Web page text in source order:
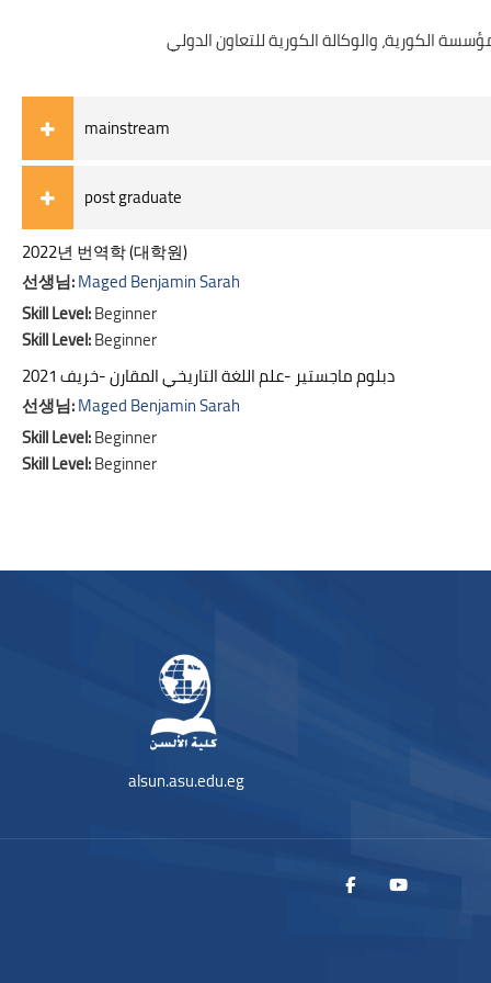
mainstream
post graduate
2022년 번역학 (대학원)
선생님:Maged Benjamin Sarah
Skill Level:Beginner
Skill Level:Beginner
2021 دبلوم ماجستير -علم اللغة التاريخي المقارن -خريف
선생님:Maged Benjamin Sarah
Skill Level:Beginner
Skill Level:Beginner
블록
alsun.asu.edu.eg